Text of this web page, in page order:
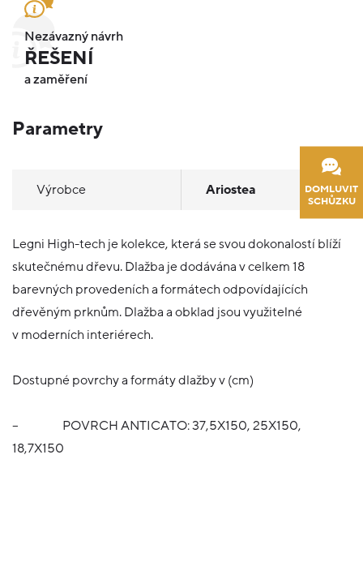
DOMLUVIT
SCHŮZKU
Nezávazný návrh
ŘEŠENÍ
a zaměření
Parametry
Výrobce Ariostea
Legni High-tech je kolekce, která se svou dokonalostí blíží
skutečnému dřevu. Dlažba je dodávána v celkem 18
barevných provedeních a formátech odpovídajících
dřevěným prknům. Dlažba a obklad jsou využitelné
v moderních interiérech.
Dostupné povrchy a formáty dlažby v (cm)
–
POVRCH ANTICATO: 37,5X150, 25X150,
18,7X150